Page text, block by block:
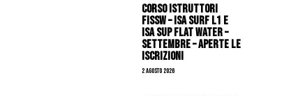
CORSO ISTRUTTORI
FISSW – ISA SURF L1 e
ISA SUP Flat Water –
SETTEMBRE – APERTE LE
ISCRIZIONI
2 Agosto 2026